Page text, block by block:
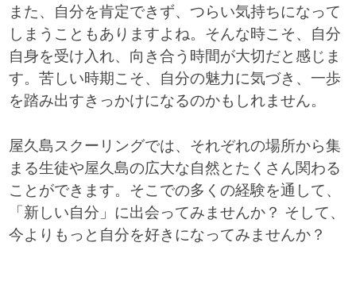
また、自分を肯定できず、つらい気持ちになって
しまうこともありますよね。そんな時こそ、自分
自身を受け入れ、向き合う時間が大切だと感じま
す。苦しい時期こそ、自分の魅力に気づき、一歩
を踏み出すきっかけになるのかもしれません。
屋久島スクーリングでは、それぞれの場所から集
まる生徒や屋久島の広大な自然とたくさん関わる
ことができます。そこでの多くの経験を通して、
「新しい自分」に出会ってみませんか？ そして、
今よりもっと自分を好きになってみませんか？